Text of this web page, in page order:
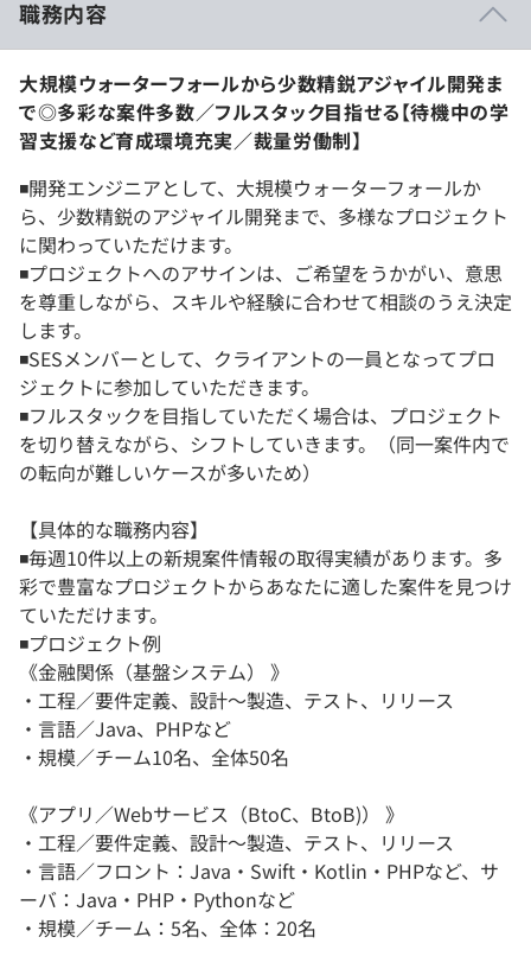
職務内容
大規模ウォーターフォールから少数精鋭アジャイル開発ま
で◎多彩な案件多数／フルスタック目指せる【待機中の学
習支援など育成環境充実／裁量労働制】
◾️開発エンジニアとして、大規模ウォーターフォールか
ら、少数精鋭のアジャイル開発まで、多様なプロジェクト
に関わっていただけます。
◾️プロジェクトへのアサインは、ご希望をうかがい、意思
を尊重しながら、スキルや経験に合わせて相談のうえ決定
します。
◾️SESメンバーとして、クライアントの一員となってプロ
ジェクトに参加していただきます。
◾️フルスタックを目指していただく場合は、プロジェクト
を切り替えながら、シフトしていきます。（同一案件内で
の転向が難しいケースが多いため）
【具体的な職務内容】
◾️毎週10件以上の新規案件情報の取得実績があります。多
彩で豊富なプロジェクトからあなたに適した案件を見つけ
ていただけます。
◾️プロジェクト例
《金融関係（基盤システム） 》
・工程／要件定義、設計～製造、テスト、リリース
・言語／Java、PHPなど
・規模／チーム10名、全体50名
《アプリ／Webサービス（BtoC、BtoB)） 》
・工程／要件定義、設計～製造、テスト、リリース
・言語／フロント：Java・Swift・Kotlin・PHPなど、サ
ーバ：Java・PHP・Pythonなど
・規模／チーム：5名、全体：20名